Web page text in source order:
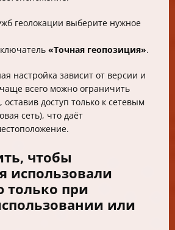
геолокации выберите нужное
«Точная геопозиция».
настройка зависит от версии и
всего можно ограничить
оставив доступ только к сетевым
сеть), что даёт
чтобы
использовали
только при
или